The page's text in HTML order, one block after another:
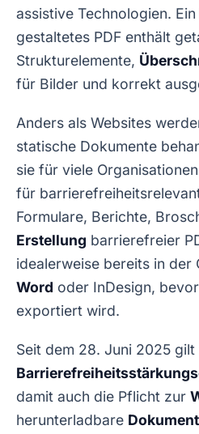
assistive Technologien.
gestaltetes PDF enthält
Strukturelemente,
für Bilder und korrekt
Anders als Websites
statische Dokumente
sie für viele
für
Formulare, Berichte,
Erstellung barrierefreier
idealerweise bereits in der
Word oder InDesign,
exportiert wird.
Seit dem 28. Juni 2025 gilt
damit auch die Pflicht zur
herunterladbare